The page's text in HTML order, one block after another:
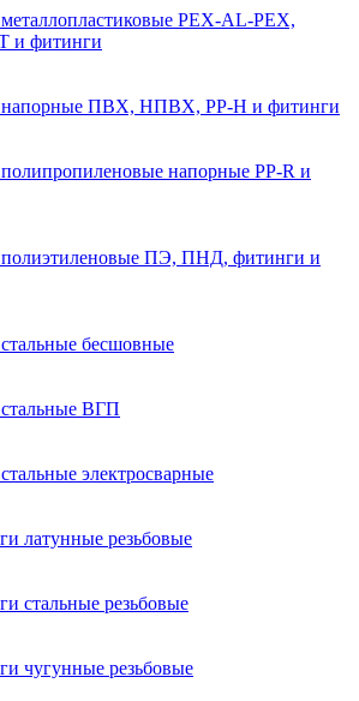
PEX-AL-PEX,
и фитинги
ПВХ, НПВХ, PP-H и фитинги
напорные PP-R и
ПЭ, ПНД, фитинги и
бесшовные
ВГП
электросварные
латунные резьбовые
стальные резьбовые
чугунные резьбовые